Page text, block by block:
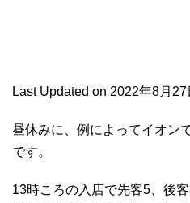
Last Updated on 2022年8月27
昼休みに、例によってイオン
です。
13時ころの入店で先客5、後客